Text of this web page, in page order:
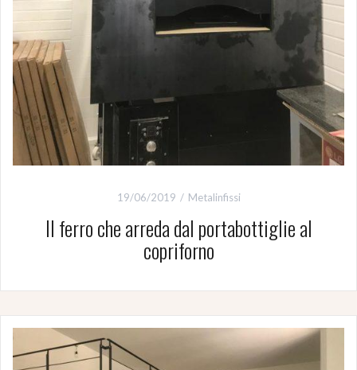
19/06/2019 Metalinfissi
Il ferro che arreda dal portabottiglie al
copriforno